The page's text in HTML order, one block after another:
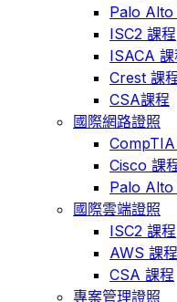
Palo
ISC2 課程
ISACA 課
Crest 課
CSA課程
國際網路證照
Cisco 課
Palo
國際雲端證照
ISC2 課程
AWS 課程
CSA 課程
專案管理證照